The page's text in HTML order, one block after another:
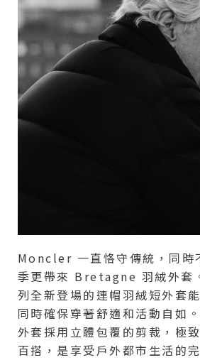
Moncler 一直恪守傳統，同時
季更帶來 Bretagne 羽絨外套
列全新登場的連帽羽絨短外套
同時確保穿著舒適和活動自如
外套採用立體包覆的剪裁，極
百搭，是享受戶外都市生活的